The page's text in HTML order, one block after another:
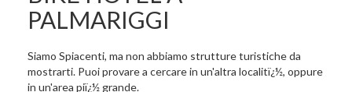
PALMARIGGI
Siamo Spiacenti, ma non abbiamo strutture turistiche da
mostrarti. Puoi provare a cercare in un'altra localitï¿½, oppure
in un'area piï¿½ grande.